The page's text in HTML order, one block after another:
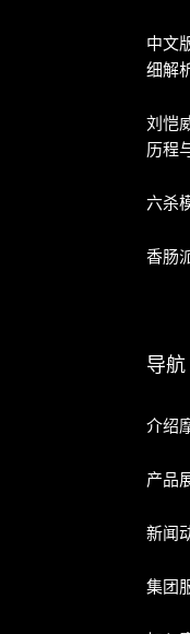
中文
细解
刘恺
历程
六杀
香肠
导航
介绍
产品
新闻
集团